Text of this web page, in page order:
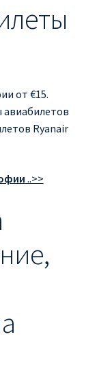
от €15.
авиабилетов
Ryanair
..>>